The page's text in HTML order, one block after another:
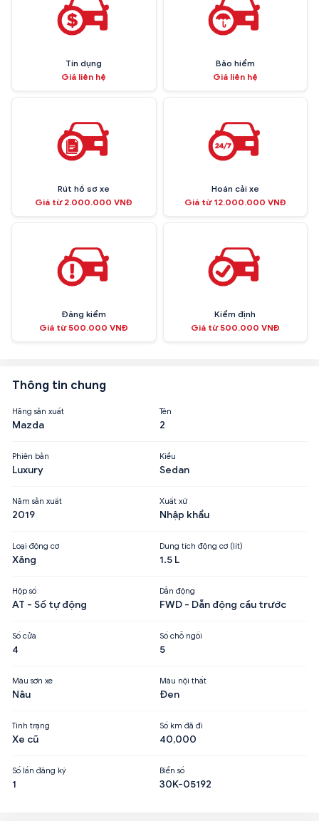
Tín dụng
Giá liên hệ
Bảo hiểm
Giá liên hệ
Rút hồ sơ xe
Giá từ 2.000.000 VNĐ
Hoán cải xe
Giá từ 12.000.000 VNĐ
Đăng kiểm
Giá từ 500.000 VNĐ
Kiểm định
Giá từ 500.000 VNĐ
Thông tin chung
Hãng sản xuất
Mazda
Tên
2
Phiên bản
Luxury
Kiểu
Sedan
Năm sản xuất
2019
Xuất xứ
Nhập khẩu
Loại động cơ
Xăng
Dung tích động cơ (lít)
1.5 L
Hộp số
AT - Số tự động
Dẫn động
FWD - Dẫn động cầu trước
Số cửa
4
Số chỗ ngồi
5
Màu sơn xe
Nâu
Màu nội thất
Đen
Tình trạng
Xe cũ
Số km đã đi
40,000
Số lần đăng ký
1
Biển số
30K-05192